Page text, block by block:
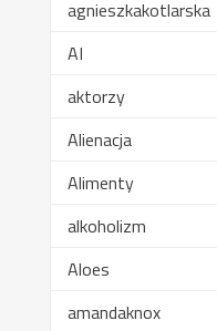
agnieszkakotlarska
AI
aktorzy
Alienacja
Alimenty
alkoholizm
Aloes
amandaknox